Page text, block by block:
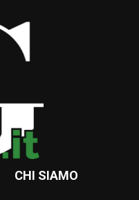
CHI SIAMO